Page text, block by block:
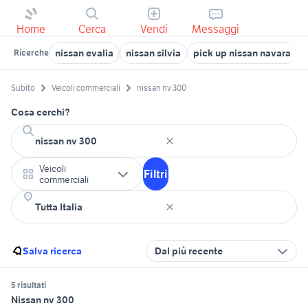
Home Cerca Vendi Messaggi
Ricerche nissan evalia nissan silvia pick up nissan navara
Subito Veicoli commerciali nissan nv 300
Cosa cerchi?
Veicoli
commerciali
Filtri
Salva ricerca Dal più recente
5 risultati
Nissan nv 300